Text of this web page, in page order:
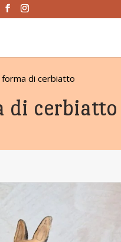
di cerbiatto
di cerbiatto